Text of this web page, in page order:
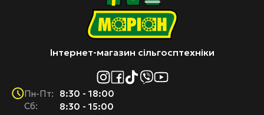
Інтернет-магазин сільгосптехніки
Пн-Пт:
Cб:
8:30 - 18:00
8:30 - 15:00